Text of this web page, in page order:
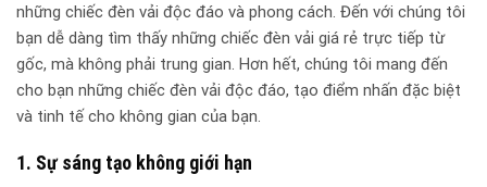
những chiếc đèn vải độc đáo và phong cách. Đến với chúng tôi
bạn dễ dàng tìm thấy những chiếc đèn vải giá rẻ trực tiếp từ
gốc, mà không phải trung gian. Hơn hết, chúng tôi mang đến
cho bạn những chiếc đèn vải độc đáo, tạo điểm nhấn đặc biệt
và tinh tế cho không gian của bạn.
1. Sự sáng tạo không giới hạn